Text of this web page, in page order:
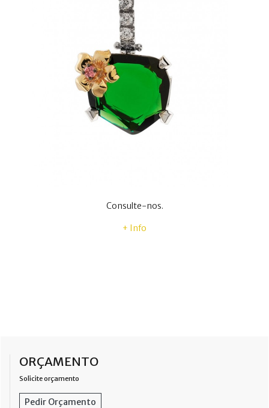
Consulte-nos.
+ Info
ORÇAMENTO
Solicite orçamento
Pedir Orçamento